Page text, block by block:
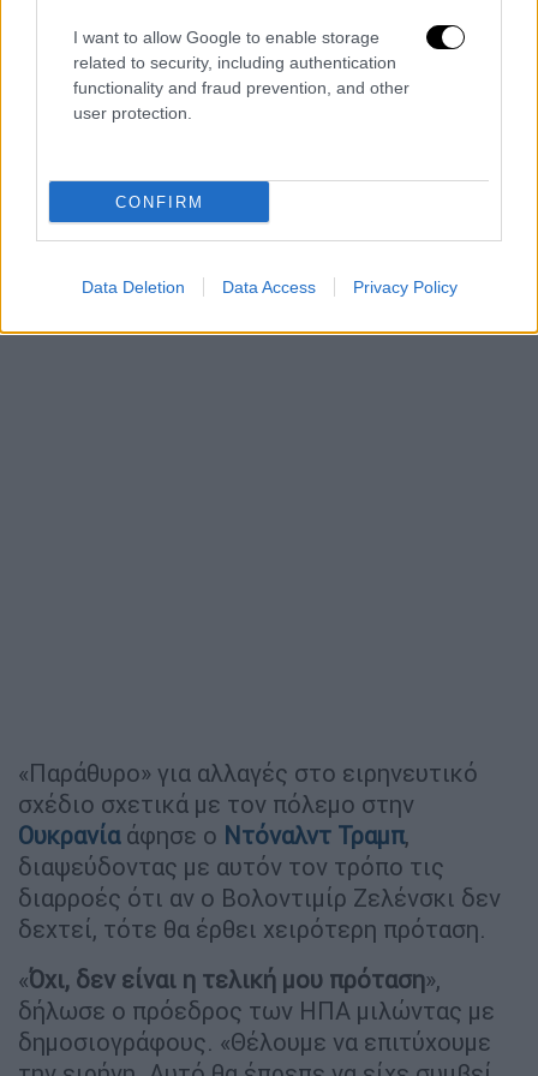
I want to allow Google to enable storage
related to security, including authentication
functionality and fraud prevention, and other
user protection.
CONFIRM
Data Deletion Data Access Privacy Policy
pic.twitter.com/PM5LHn7xXX
— Ursula von der Leyen
(@vonderleyen)
Το «παράθυρο» που άνοιξε ο Τραμπ
«Παράθυρο» για αλλαγές στο ειρηνευτικό
σχέδιο σχετικά με τον πόλεμο στην
Ουκρανία άφησε ο Ντόναλντ Τραμπ,
διαψεύδοντας με αυτόν τον τρόπο τις
διαρροές ότι αν ο Βολοντιμίρ Ζελένσκι δεν
δεχτεί, τότε θα έρθει χειρότερη πρόταση.
«Όχι, δεν είναι η τελική μου πρόταση»,
δήλωσε ο πρόεδρος των ΗΠΑ μιλώντας με
δημοσιογράφους. «Θέλουμε να επιτύχουμε